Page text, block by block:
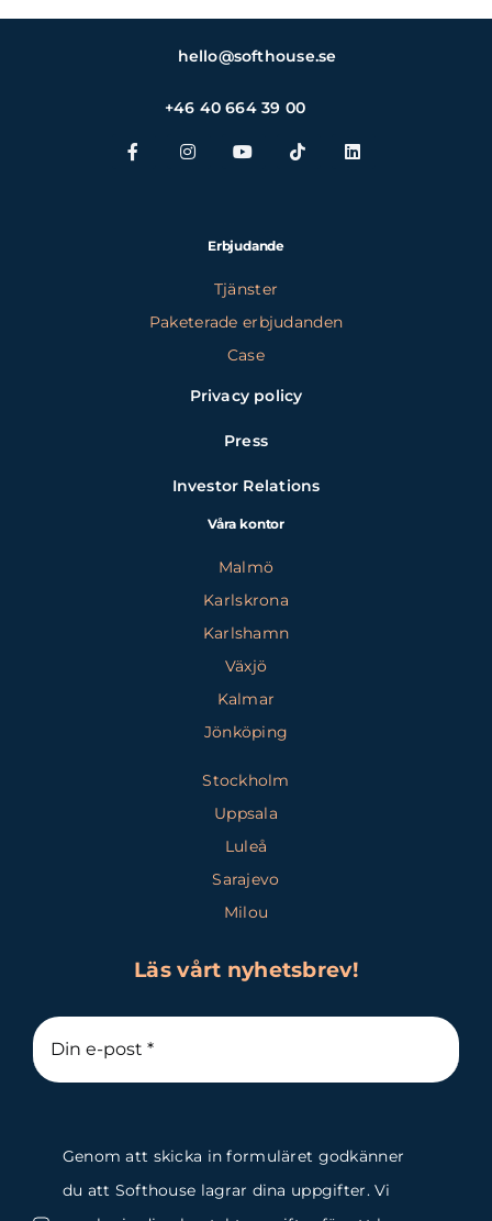
hello@softhouse.se
+46 40 664 39 00
Erbjudande
Tjänster
Paketerade erbjudanden
Case
Privacy policy
Press
Investor Relations
Våra kontor
Malmö
Karlskrona
Karlshamn
Växjö
Kalmar
Jönköping
Stockholm
Uppsala
Luleå
Sarajevo
Milou
Läs vårt nyhetsbrev!
Genom att skicka in formuläret godkänner
du att Softhouse lagrar dina uppgifter. Vi